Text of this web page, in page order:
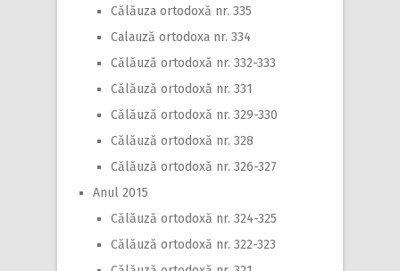
Călăuza ortodoxă nr. 335
Calauză ortodoxa nr. 334
Călăuză ortodoxă nr. 332-333
Călăuză ortodoxă nr. 331
Călăuză ortodoxă nr. 329-330
Călăuză ortodoxă nr. 328
Călăuză ortodoxă nr. 326-327
Anul 2015
Călăuză ortodoxă nr. 324-325
Călăuză ortodoxă nr. 322-323